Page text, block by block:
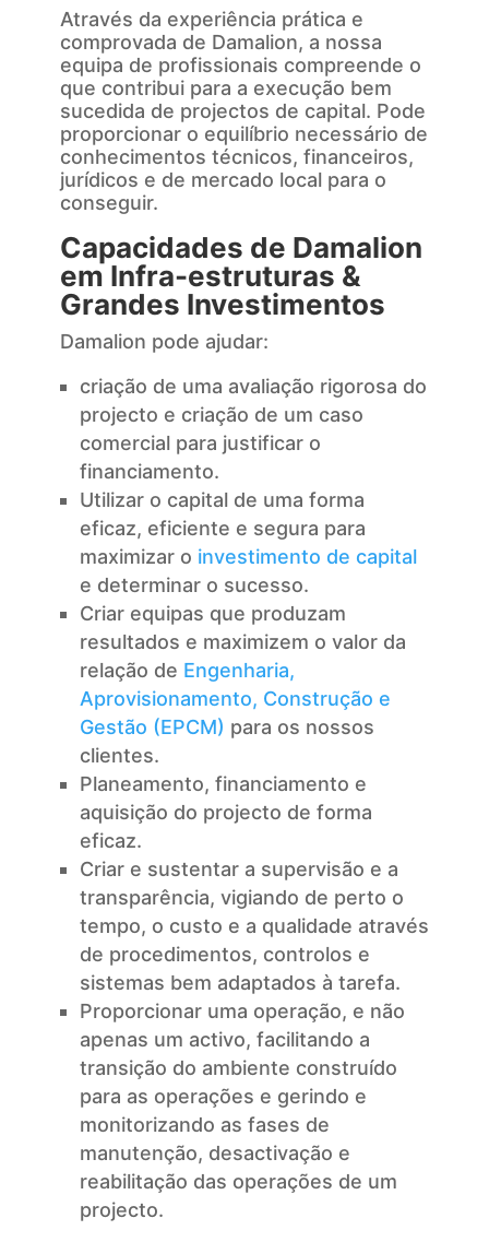
Através da experiência prática e
comprovada de Damalion, a nossa
equipa de profissionais compreende o
que contribui para a execução bem
sucedida de projectos de capital. Pode
proporcionar o equilíbrio necessário de
conhecimentos técnicos, financeiros,
jurídicos e de mercado local para o
conseguir.
Capacidades de Damalion
em Infra-estruturas &
Grandes Investimentos
Damalion pode ajudar:
criação de uma avaliação rigorosa do
projecto e criação de um caso
comercial para justificar o
financiamento.
Utilizar o capital de uma forma
eficaz, eficiente e segura para
maximizar o investimento de capital
e determinar o sucesso.
Criar equipas que produzam
resultados e maximizem o valor da
relação de Engenharia,
Aprovisionamento, Construção e
Gestão (EPCM) para os nossos
clientes.
Planeamento, financiamento e
aquisição do projecto de forma
eficaz.
Criar e sustentar a supervisão e a
transparência, vigiando de perto o
tempo, o custo e a qualidade através
de procedimentos, controlos e
sistemas bem adaptados à tarefa.
Proporcionar uma operação, e não
apenas um activo, facilitando a
transição do ambiente construído
para as operações e gerindo e
monitorizando as fases de
manutenção, desactivação e
reabilitação das operações de um
projecto.